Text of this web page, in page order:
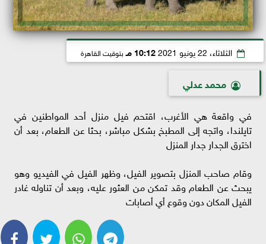
الثلاثاء، 22 يونيو 2021 10:12 مـ بتوقيت القاهرة
محمد عدلي
في واقعة هي الأغرب، اقتحم فيل منزل أحد المواطنين في
تايلندا، واتجه إلى المطبخ بشكل مباشر، بحثا عن الطعام، بعد أن
اخترق الجدار جدار المنزل
وقام صاحب المنزل بتصوير الفيل، وظهر الفيل في الفيديو وهو
يبحث عن الطعام وقد تمكن من العثور عليه، وبعد أن تناوله غادر
الفيل المكان دون وقوع أي أصابات